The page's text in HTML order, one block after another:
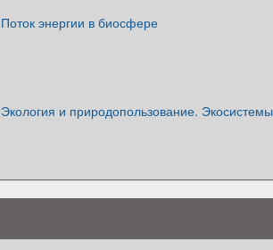
Поток энергии в биосфере
Экология и природопользование. Экосистемы